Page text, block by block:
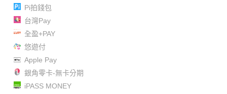
Pi拍錢包
台灣Pay
全盈+PAY
悠遊付
Apple Pay
銀角零卡-無卡分期
iPASS MONEY